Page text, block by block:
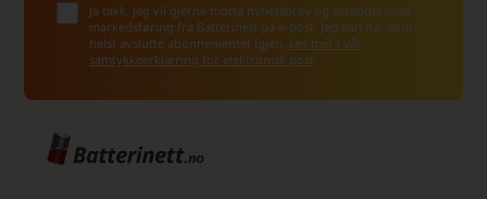
Ja takk, jeg vil gjerne motta nyhetsbrev og skreddersydd
markedsføring fra Batterinett på e-post. Jeg kan når som
helst avslutte abonnementet igjen. Les mer i vår
samtykkeerklæring for elektronisk post